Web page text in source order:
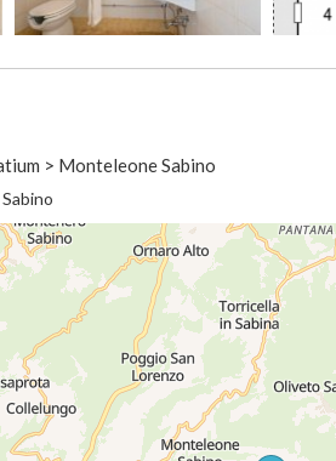
> Monteleone Sabino